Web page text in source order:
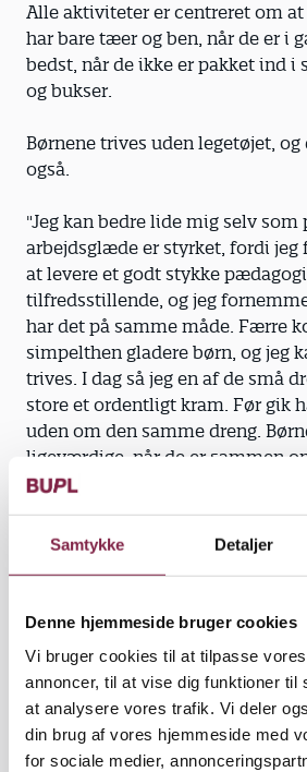
Samtykke Detaljer
Denne hjemmeside bruger cookies
Vi bruger cookies til at tilpasse
annoncer, til at vise dig funktioner til
at analysere vores trafik. Vi deler
din brug af vores hjemmeside med
for sociale medier,
Alle aktiviteter er centreret om at
har bare tæer og ben, når de er i
bedst, når de ikke er pakket ind i
og bukser.
Børnene trives uden legetøjet,
også.
"Jeg kan bedre lide mig selv
arbejdsglæde er styrket, fordi jeg
at levere et godt stykke
tilfredsstillende, og jeg
har det på samme måde. Færre
simpelthen gladere børn, og jeg
trives. I dag så jeg en af de små
store et ordentligt kram. Før gik
uden om den samme dreng.
ligeværdige, når de er sammen
aktiviteter, for eksempel når de
eller ligger og lytter til klassisk
smitter af på deres sociale
Skeptiske forældre. Undervejs
været problemfrit, nogle
skeptiske over for idéen. Uden
komme til at kede sig, mente de.